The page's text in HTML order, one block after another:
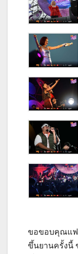
ขอขอบคุณแฟ
ขึ้นยานครั้งนี้